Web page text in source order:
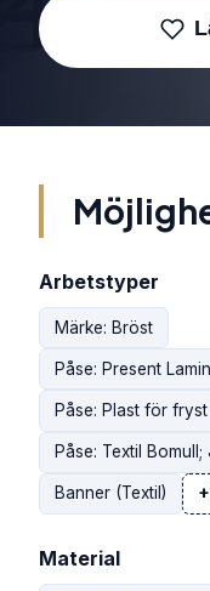
Arbetstyper
Märke: Bröst
Påse: Present
Påse: Plast för
Påse: Textil
Banner (Textil)
Material